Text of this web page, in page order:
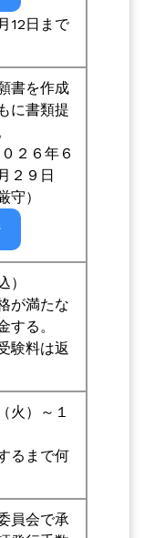
12日まで
書を作成
に書類提
２６年６
２９日
守）
）
が満たな
する。
験料は返
火）～１
るまで何
員会で承